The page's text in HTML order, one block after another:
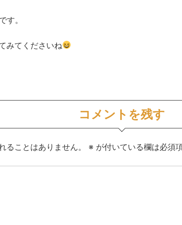
す。
みてくださいね
コメントを残す
ることはありません。 ※ が付いている欄は必須